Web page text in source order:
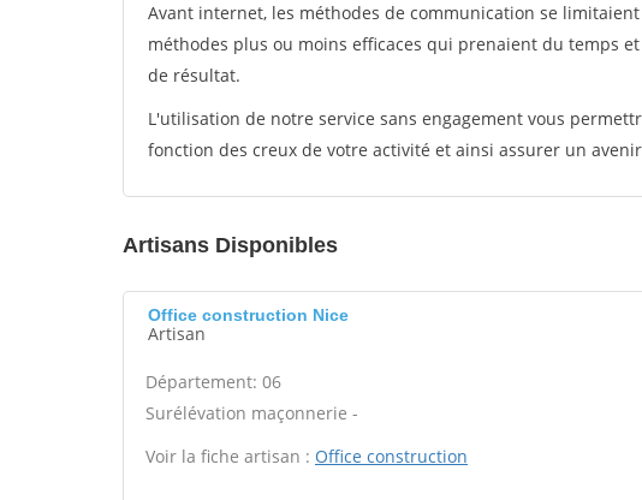
Avant internet, les méthodes de communication se
méthodes plus ou moins efficaces qui prenaient du temps
de résultat.
L'utilisation de notre service sans engagement vous
fonction des creux de votre activité et ainsi assurer un
Artisans Disponibles
Office construction Nice
Artisan
Département: 06
Surélévation maçonnerie -
Voir la fiche artisan : Office construction